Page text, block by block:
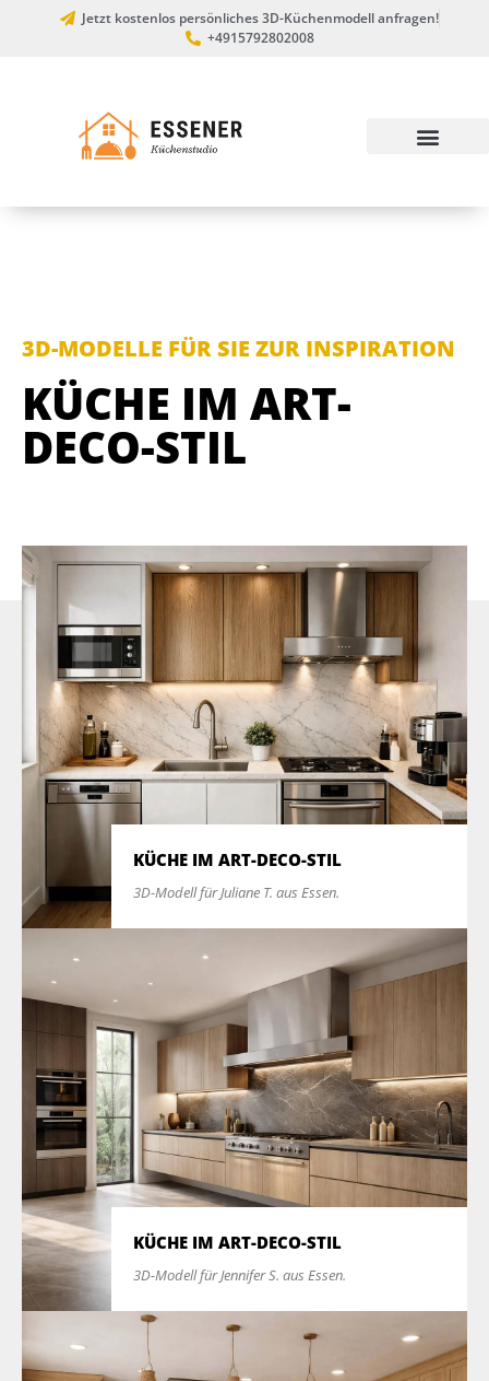
Jetzt kostenlos persönliches 3D-Küchenmodell anfragen!
+4915792802008
3D-MODELLE FÜR SIE ZUR INSPIRATION
KÜCHE IM ART-
DECO-STIL
KÜCHE IM ART-DECO-STIL
3D-Modell für Juliane T. aus Essen.
KÜCHE IM ART-DECO-STIL
3D-Modell für Jennifer S. aus Essen.